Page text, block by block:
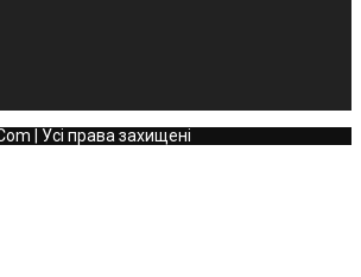
| Усі права захищені